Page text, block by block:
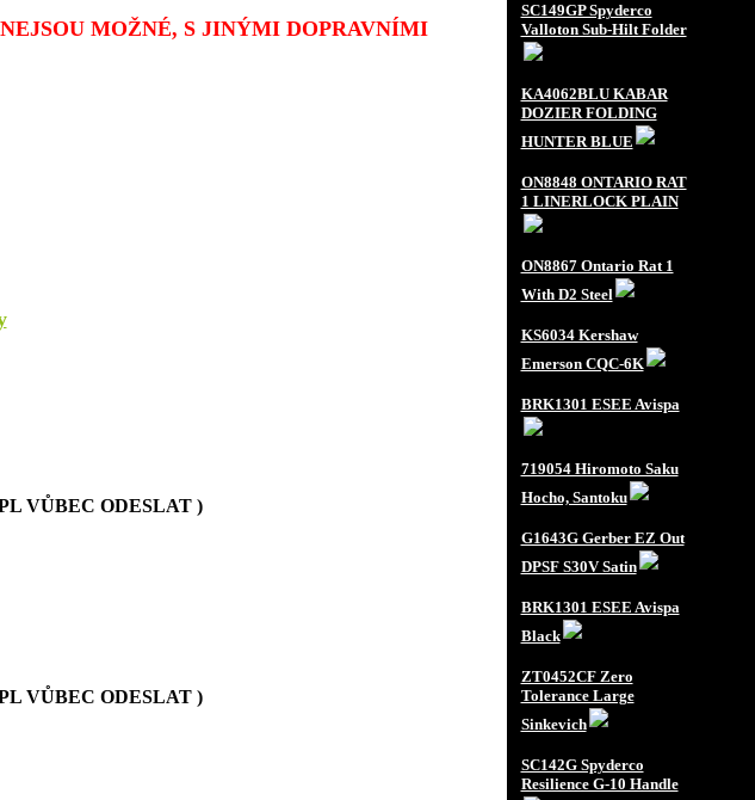
MOŽNÉ, S JINÝMI DOPRAVNÍMI
VŮBEC ODESLAT )
VŮBEC ODESLAT )
SC149GP Spyderco
Valloton Sub-Hilt Folder
KA4062BLU KABAR
DOZIER FOLDING
HUNTER BLUE
ON8848 ONTARIO RAT
1 LINERLOCK PLAIN
ON8867 Ontario Rat 1
With D2 Steel
KS6034 Kershaw
Emerson CQC-6K
BRK1301 ESEE Avispa
719054 Hiromoto Saku
Hocho, Santoku
G1643G Gerber EZ Out
DPSF S30V Satin
BRK1301 ESEE Avispa
Black
ZT0452CF Zero
Tolerance Large
Sinkevich
SC142G Spyderco
Resilience G-10 Handle